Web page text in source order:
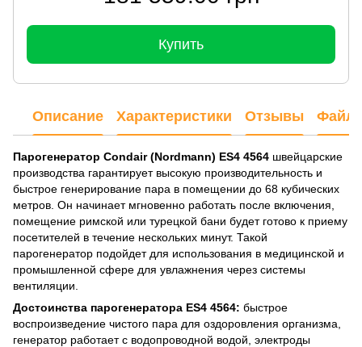
Купить
Описание Характеристики Отзывы
Парогенератор Condair (Nordmann) ES4 4564 швейцарские
производства гарантирует высокую производительность и
быстрое генерирование пара в помещении до 68 кубических
метров. Он начинает мгновенно работать после включения,
помещение римской или турецкой бани будет готово к приему
посетителей в течение нескольких минут. Такой
парогенератор подойдет для использования в медицинской и
промышленной сфере для увлажнения через системы
вентиляции.
Достоинства парогенератора ES4 4564: быстрое
воспроизведение чистого пара для оздоровления организма,
генератор работает с водопроводной водой, электроды